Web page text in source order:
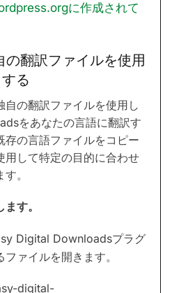
に作成されて
翻訳ファイルを使用
する
自の翻訳ファイルを使用し
をあなたの言語に翻訳す
存の言語ファイルをコピー
用して特定の目的に合わせ
。
す。
Digital Downloadsプラグ
ァイルを開きます。
digital-